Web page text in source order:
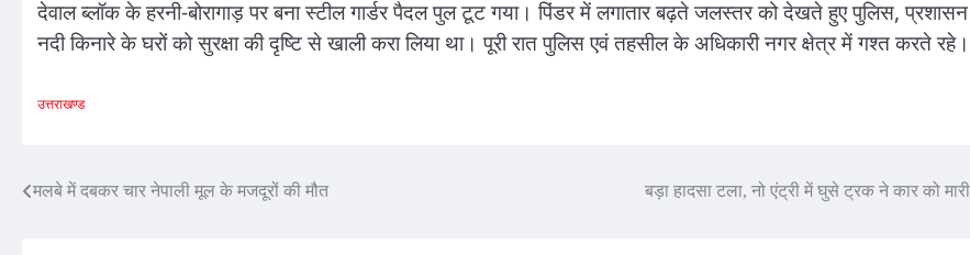
देवाल ब्लॉक के हरनी-बोरागाड़ पर बना स्टील गार्डर पैदल पुल टूट गया। पिंडर में लगातार बढ़ते जलस्तर को देखते हुए पुलिस,
नदी किनारे के घरों को सुरक्षा की दृष्टि से खाली करा लिया था। पूरी रात पुलिस एवं तहसील के अधिकारी नगर क्षेत्र में गश्त करते रहे।
उत्तराखण्ड
Post
मलबे में दबकर चार नेपाली मूल के मजदूरों की मौत बड़ा हादसा टला, नो एंट्री में घुसे ट्रक ने कार को